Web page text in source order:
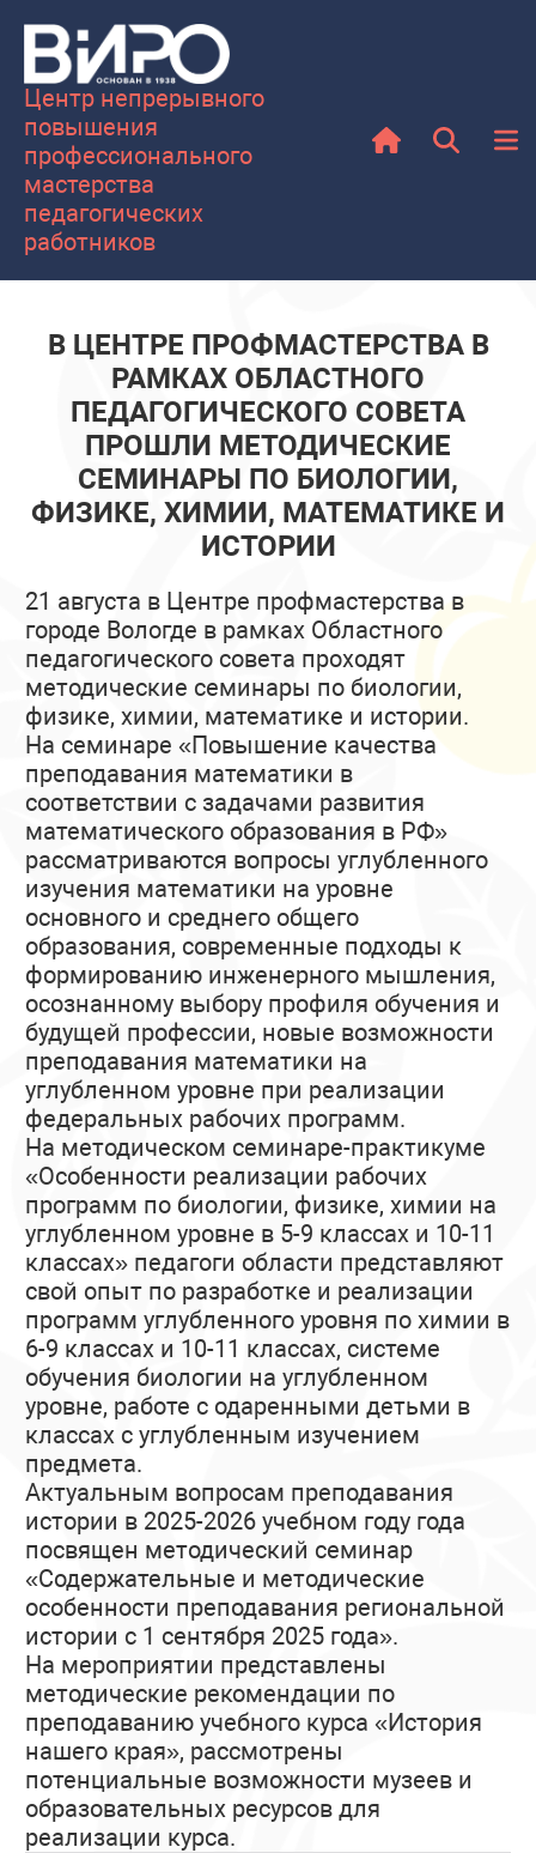
Центр непрерывного
повышения
профессионального
мастерства
педагогических
работников
В ЦЕНТРЕ ПРОФМАСТЕРСТВА В
РАМКАХ ОБЛАСТНОГО
ПЕДАГОГИЧЕСКОГО СОВЕТА
ПРОШЛИ МЕТОДИЧЕСКИЕ
СЕМИНАРЫ ПО БИОЛОГИИ,
ФИЗИКЕ, ХИМИИ, МАТЕМАТИКЕ И
ИСТОРИИ
21 августа в Центре профмастерства в
городе Вологде в рамках Областного
педагогического совета проходят
методические семинары по биологии,
физике, химии, математике и истории.
На семинаре «Повышение качества
преподавания математики в
соответствии с задачами развития
математического образования в РФ»
рассматриваются вопросы углубленного
изучения математики на уровне
основного и среднего общего
образования, современные подходы к
формированию инженерного мышления,
осознанному выбору профиля обучения и
будущей профессии, новые возможности
преподавания математики на
углубленном уровне при реализации
федеральных рабочих программ.
На методическом семинаре-практикуме
«Особенности реализации рабочих
программ по биологии, физике, химии на
углубленном уровне в 5-9 классах и 10-11
классах» педагоги области представляют
свой опыт по разработке и реализации
программ углубленного уровня по химии в
6-9 классах и 10-11 классах, системе
обучения биологии на углубленном
уровне, работе с одаренными детьми в
классах с углубленным изучением
предмета.
Актуальным вопросам преподавания
истории в 2025-2026 учебном году года
посвящен методический семинар
«Содержательные и методические
особенности преподавания региональной
истории с 1 сентября 2025 года».
На мероприятии представлены
методические рекомендации по
преподаванию учебного курса «История
нашего края», рассмотрены
потенциальные возможности музеев и
образовательных ресурсов для
реализации курса.